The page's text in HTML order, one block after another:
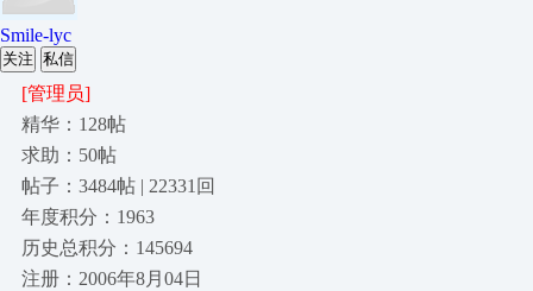
Smile-lyc
关注 私信
[管理员]
精华：128帖
求助：50帖
帖子：3484帖 | 22331回
年度积分：1963
历史总积分：145694
注册：2006年8月04日